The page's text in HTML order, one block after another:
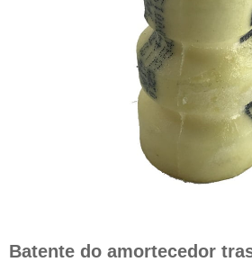
Batente do amortecedor